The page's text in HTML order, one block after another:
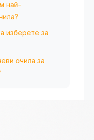
най-
изберете за
очила за